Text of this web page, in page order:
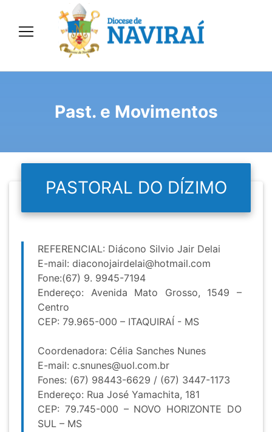
Past. e Movimentos
PASTORAL DO DÍZIMO
REFERENCIAL: Diácono Silvio Jair Delai
E-mail: diaconojairdelai@hotmail.com
Fone:(67) 9. 9945-7194
Endereço: Avenida Mato Grosso, 1549 –
Centro
CEP: 79.965-000 – ITAQUIRAÍ - MS
Coordenadora: Célia Sanches Nunes
E-mail: c.snunes@uol.com.br
Fones: (67) 98443-6629 / (67) 3447-1173
Endereço: Rua José Yamachita, 181
CEP: 79.745-000 – NOVO HORIZONTE DO
SUL – MS